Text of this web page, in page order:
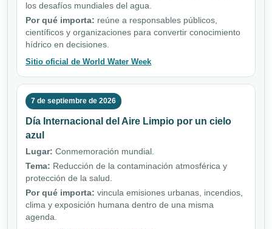
los desafíos mundiales del agua.
Por qué importa: reúne a responsables públicos,
científicos y organizaciones para convertir conocimiento
hídrico en decisiones.
Sitio oficial de World Water Week
7 de septiembre de 2026
Día Internacional del Aire Limpio por un cielo
azul
Lugar: Conmemoración mundial.
Tema: Reducción de la contaminación atmosférica y
protección de la salud.
Por qué importa: vincula emisiones urbanas, incendios,
clima y exposición humana dentro de una misma
agenda.